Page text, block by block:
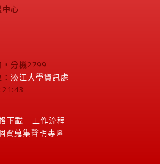
心
分機2799
淡江大學資訊處
下載
工作流程
資蒐集聲明專區